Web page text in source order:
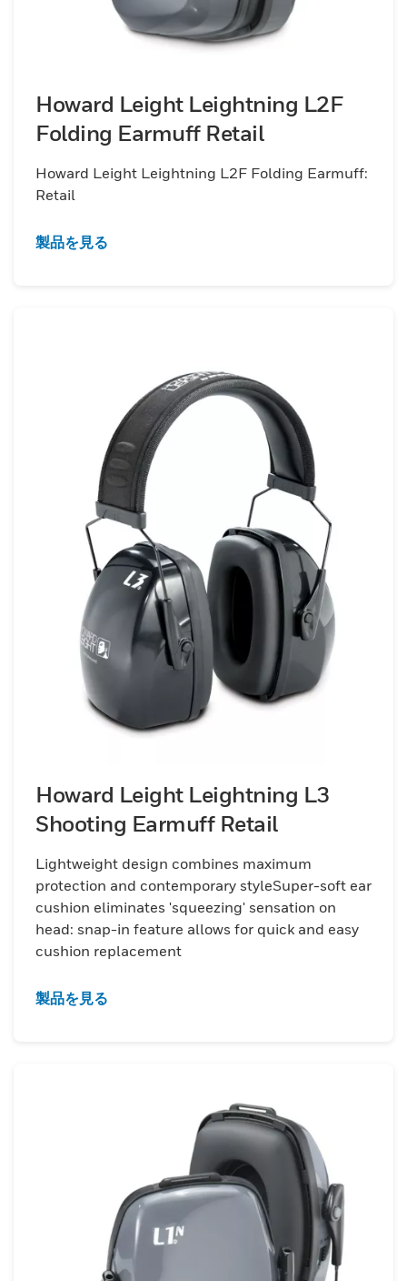
Howard Leight Leightning L2F
Folding Earmuff Retail
Howard Leight Leightning L2F Folding Earmuff:
Retail
製品を見る
Howard Leight Leightning L3
Shooting Earmuff Retail
Lightweight design combines maximum
protection and contemporary styleSuper-soft ear
cushion eliminates 'squeezing' sensation on
head: snap-in feature allows for quick and easy
cushion replacement
製品を見る